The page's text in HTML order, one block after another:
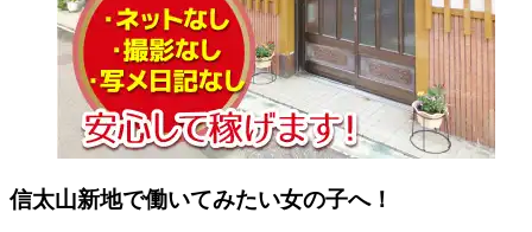
信太山新地で働いてみたい女の子へ！